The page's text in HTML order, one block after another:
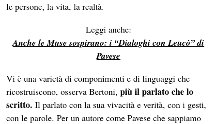
le persone, la vita, la realtà.
Leggi anche:
Anche le Muse sospirano: i “Dialoghi con Leucò” di
Pavese
Vi è una varietà di componimenti e di linguaggi che
ricostruiscono, osserva Bertoni,più il parlato che lo
scritto. Il parlato con la sua vivacità e verità, con i gesti,
con le parole. Per un autore come Pavese che sappiamo